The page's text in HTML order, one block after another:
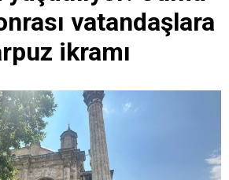
vatandaşlara
ikramı